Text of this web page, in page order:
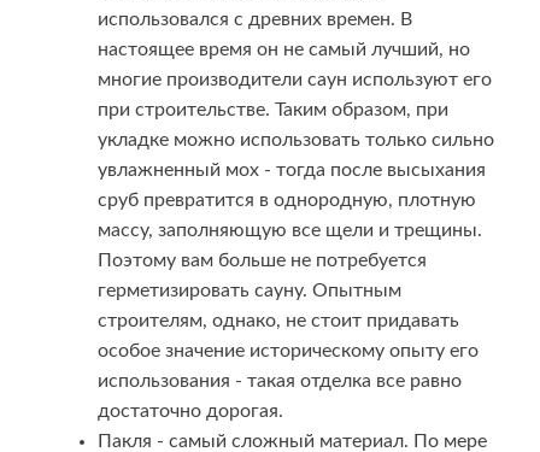
использовался с древних времен. В
настоящее время он не самый лучший, но
многие производители саун используют его
при строительстве. Таким образом, при
укладке можно использовать только сильно
увлажненный мох - тогда после высыхания
сруб превратится в однородную, плотную
массу, заполняющую все щели и трещины.
Поэтому вам больше не потребуется
герметизировать сауну. Опытным
строителям, однако, не стоит придавать
особое значение историческому опыту его
использования - такая отделка все равно
достаточно дорогая.
Пакля - самый сложный материал. По мере